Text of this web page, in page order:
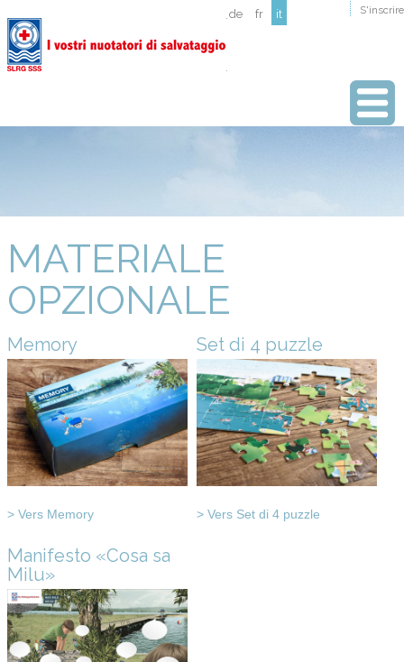
S'inscrire
de fr it
MATERIALE
OPZIONALE
Memory
> Vers Memory
Set di 4 puzzle
> Vers Set di 4 puzzle
Manifesto «Cosa sa
Milu»